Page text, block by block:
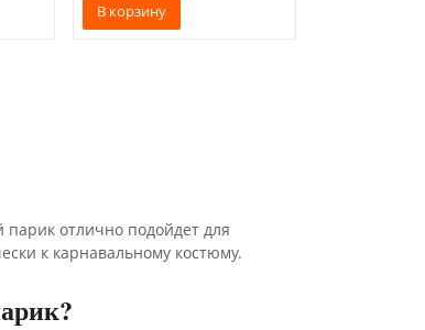
В корзину
парик отлично подойдет для
к карнавальному костюму.